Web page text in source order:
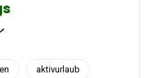
aktivurlaub